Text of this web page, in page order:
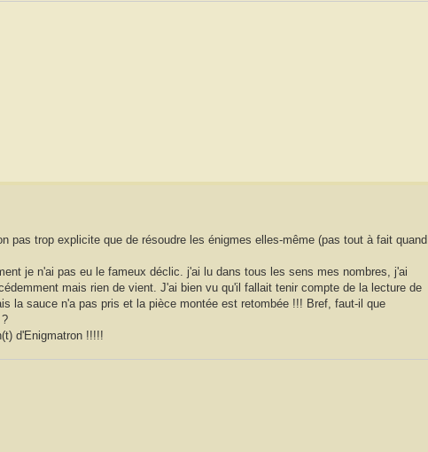
pas trop explicite que de résoudre les énigmes elles-même (pas tout à fait quand
je n'ai pas eu le fameux déclic. j'ai lu dans tous les sens mes nombres, j'ai
mais rien de vient. J'ai bien vu qu'il fallait tenir compte de la lecture de
la sauce n'a pas pris et la pièce montée est retombée !!! Bref, faut-il que
d'Enigmatron !!!!!